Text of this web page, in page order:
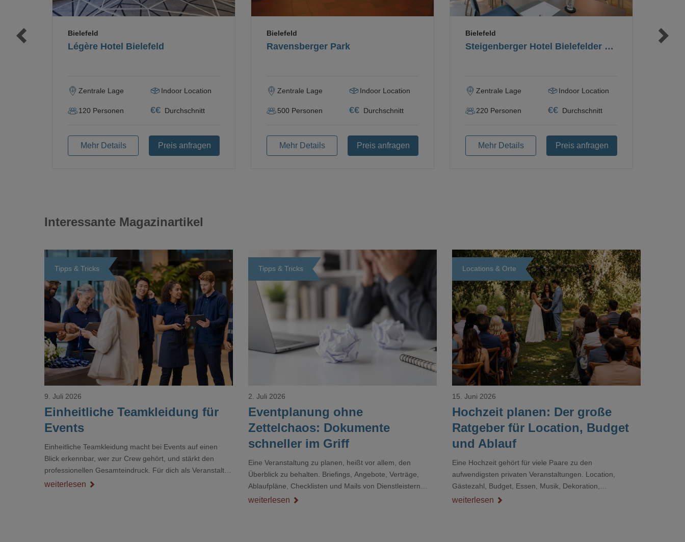
Légère Hotel Bielefeld
Bielefeld
Zentrale Lage Indoor Location
120 Personen €€ Durchschnitt
Mehr Details Preis anfragen
Ravensberger Park
Bielefeld
Zentrale Lage Indoor Location
500 Personen €€ Durchschnitt
Mehr Details Preis anfragen
Steigenberger Hotel Bielefelder Hof
Bielefeld
Zentrale Lage Indoor Location
220 Personen €€ Durchschnitt
Mehr Details Preis anfragen
Interessante Magazinartikel
Tipps & Tricks
Loading...
Einheitliche Teamkleidung für
Events
9. Juli 2026
Einheitliche Teamkleidung macht bei Events auf einen
Blick erkennbar, wer zur Crew gehört, und stärkt den
professionellen Gesamteindruck. Für dich als Veranstalter
ist das kein Nebenthema: Bei Textilien mit Stickerei oder
weiterlesen
Tipps & Tricks
Loading...
Eventplanung ohne
Zettelchaos: Dokumente
schneller im Griff
2. Juli 2026
Eine Veranstaltung zu planen, heißt vor allem, den
Überblick zu behalten. Briefings, Angebote, Verträge,
Ablaufpläne, Checklisten und Mails von Dienstleistern
sammeln sich rasch zu einem unübersichtlichen Stapel.
weiterlesen
Locations & Orte
Loading...
Hochzeit planen: Der große
Ratgeber für Location, Budget
und Ablauf
15. Juni 2026
Eine Hochzeit gehört für viele Paare zu den
aufwendigsten privaten Veranstaltungen. Location,
Gästezahl, Budget, Essen, Musik, Dekoration,
Dienstleister und Ablauf müssen zusammenpassen, damit
weiterlesen